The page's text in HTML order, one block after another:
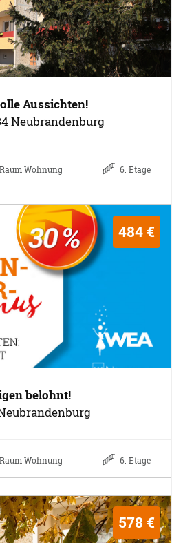
Aussichten!
Neubrandenburg
Wohnung 6. Etage
484 €
belohnt!
Wohnung 6. Etage
578 €